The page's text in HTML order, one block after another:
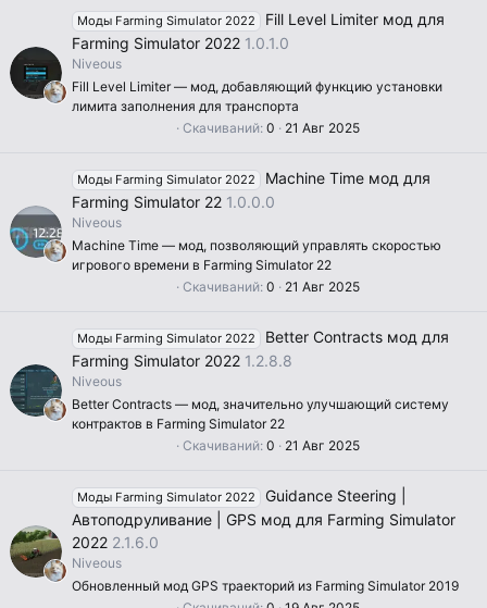
0
з
в
ё
д
Моды Farming Simulator 2022
Fill Level Limiter мод для
Farming Simulator 2022 1.0.1.0
Niveous
Fill Level Limiter — мод, добавляющий функцию установки
лимита заполнения для транспорта
0
0
з
в
ё
д
Скачиваний 0 21 Авг 2025
Моды Farming Simulator 2022
Machine Time мод для
Farming Simulator 22 1.0.0.0
Niveous
Machine Time — мод, позволяющий управлять скоростью
игрового времени в Farming Simulator 22
0
0
з
в
ё
д
Скачиваний 0 21 Авг 2025
Моды Farming Simulator 2022
Better Contracts мод для
Farming Simulator 2022 1.2.8.8
Niveous
Better Contracts — мод, значительно улучшающий систему
контрактов в Farming Simulator 22
0
0
з
в
ё
Скачиваний 0 21 Авг 2025
Моды Farming Simulator 2022
Guidance Steering |
Автоподруливание | GPS мод для Farming Simulator
2022 2.1.6.0
Niveous
Обновленный мод GPS траекторий из Farming Simulator 2019